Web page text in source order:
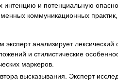
интенцию и потенциальную
коммуникационных
анализирует лексический
и стилистические
маркеров.
высказывания. Эксперт